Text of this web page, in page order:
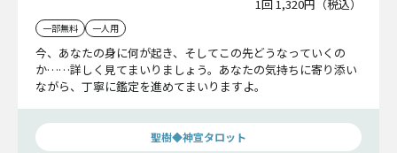
1回 1,320円（税込）
一部無料 一人用
今、あなたの身に何が起き、そしてこの先どうなっていくの
か……詳しく見てまいりましょう。あなたの気持ちに寄り添い
ながら、丁寧に鑑定を進めてまいりますよ。
聖樹◆神宣タロット